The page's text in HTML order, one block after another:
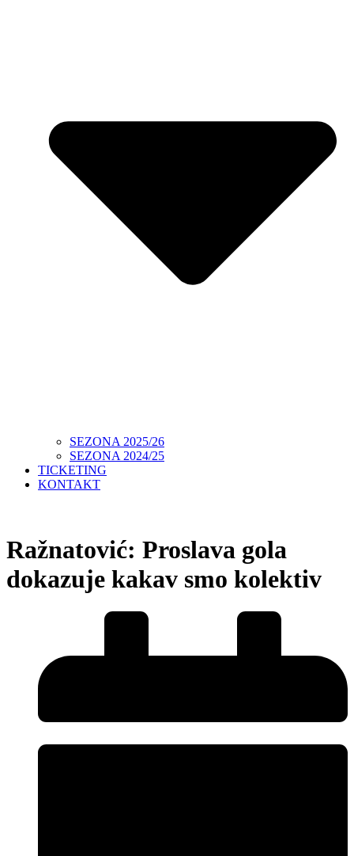
SEZONA 2025/26
SEZONA 2024/25
TICKETING
KONTAKT
Ražnatović: Proslava gola
dokazuje kakav smo kolektiv